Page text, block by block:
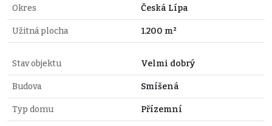
Okres Česká Lípa
Užitná plocha 1.200 m²
Stav objektu Velmi dobrý
Budova Smíšená
Typ domu Přízemní